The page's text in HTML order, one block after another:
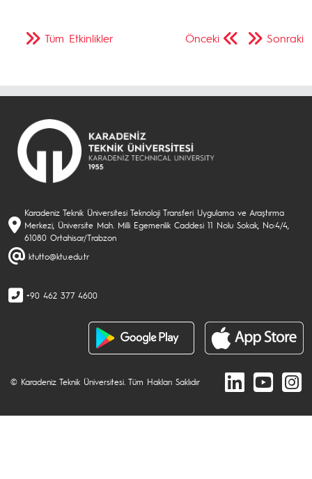
Önceki Sonraki
Tüm Etkinlikler
Karadeniz Teknik Üniversitesi Teknoloji Transferi Uygulama ve Araştırma
Merkezi, Üniversite Mah. Milli Egemenlik Caddesi 11 Nolu Sokak, No:4/4,
61080 Ortahisar/Trabzon
ktutto@ktu.edu.tr
+90 462 377 4600
© Karadeniz Teknik Üniversitesi. Tüm Hakları Saklıdır